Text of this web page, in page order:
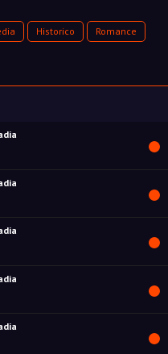
Historico Romance